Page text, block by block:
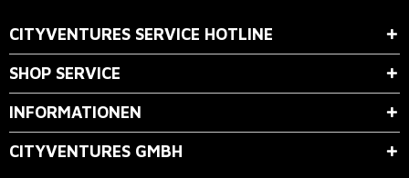
CITYVENTURES SERVICE HOTLINE
SHOP SERVICE
INFORMATIONEN
CITYVENTURES GMBH